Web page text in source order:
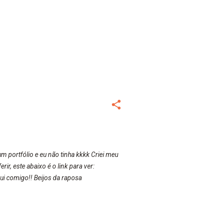
portfólio e eu não tinha kkkk Criei meu
este abaixo é o link para ver:
comigo!! Beijos da raposa